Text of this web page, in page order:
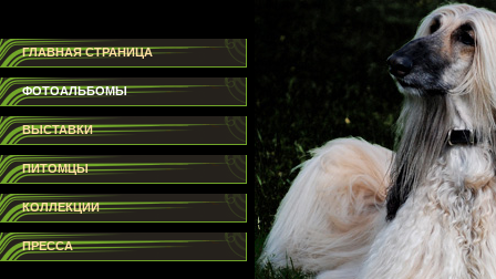
ГЛАВНАЯ СТРАНИЦА
ФОТОАЛЬБОМЫ
ВЫСТАВКИ
ПИТОМЦЫ
КОЛЛЕКЦИИ
ПРЕССА